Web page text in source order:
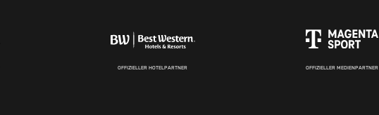
OFFIZIELLER HOTELPARTNER OFFIZIELLER MEDIENPARTNER